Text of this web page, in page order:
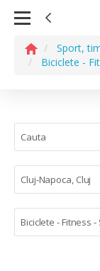
Sport,
Biciclete -
Cluj-Napoca, Cluj
Biciclete - Fitness